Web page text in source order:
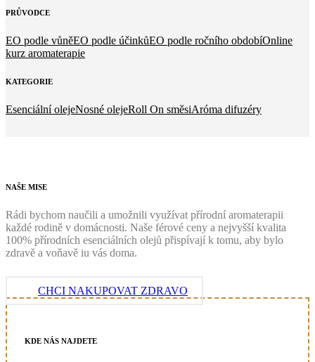
PRŮVODCE
EO podle vůněEO podle účinkůEO podle ročního obdobíOnline
kurz aromaterapie
KATEGORIE
Esenciální olejeNosné olejeRoll On směsiAróma difuzéry
NAŠE MISE
Rádi bychom naučili a umožnili využívat přírodní aromaterapii
každé rodině v domácnosti. Naše férové ceny a nejvyšší kvalita
100% přírodních esenciálních olejů přispívají k tomu, aby bylo
zdravě a voňavě iu vás doma.
CHCI NAKUPOVAT ZDRAVO
KDE NÁS NAJDETE